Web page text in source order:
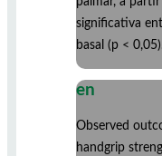
significativa
basal (p <
en
Observed
handgrip